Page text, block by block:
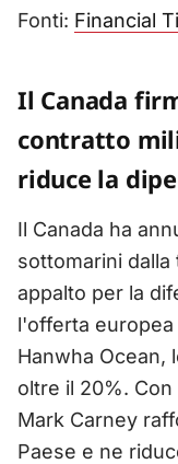
Fonti: Financial
Il Canada
contratto
riduce la
Il Canada ha
sottomarini dalla
appalto per la
l'offerta europea
Hanwha Ocean,
oltre il 20%.
Mark Carney
Paese e ne